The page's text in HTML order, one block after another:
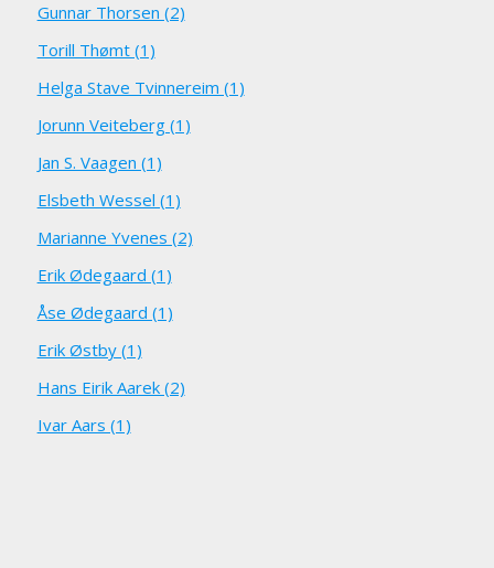
Gunnar Thorsen (2)
Torill Thømt (1)
Helga Stave Tvinnereim (1)
Jorunn Veiteberg (1)
Jan S. Vaagen (1)
Elsbeth Wessel (1)
Marianne Yvenes (2)
Erik Ødegaard (1)
Åse Ødegaard (1)
Erik Østby (1)
Hans Eirik Aarek (2)
Ivar Aars (1)